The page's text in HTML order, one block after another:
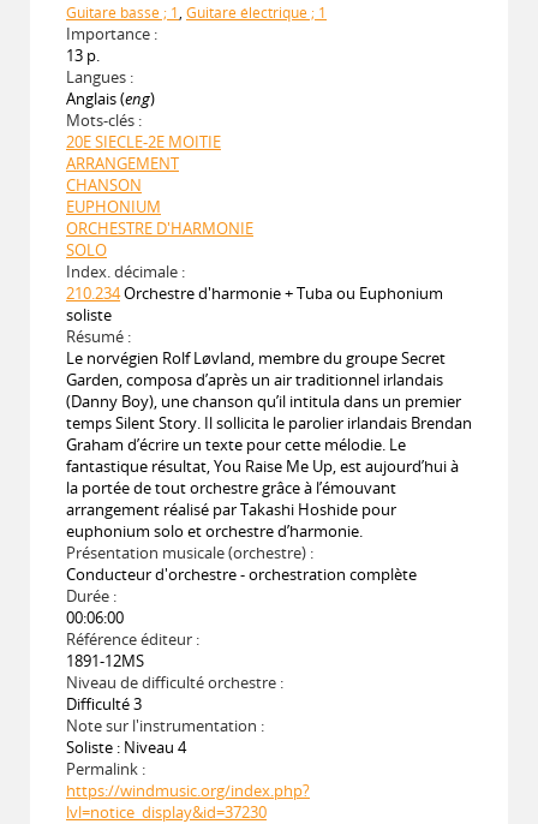
Guitare basse ; 1, Guitare électrique ; 1
Importance :
13 p.
Langues :
Anglais (eng)
Mots-clés :
20E SIECLE-2E MOITIE
ARRANGEMENT
CHANSON
EUPHONIUM
ORCHESTRE D'HARMONIE
SOLO
Index. décimale :
210.234Orchestre d'harmonie + Tuba ou Euphonium
soliste
Résumé :
Le norvégien Rolf Løvland, membre du groupe Secret
Garden, composa d’après un air traditionnel irlandais
(Danny Boy), une chanson qu’il intitula dans un premier
temps Silent Story. Il sollicita le parolier irlandais Brendan
Graham d’écrire un texte pour cette mélodie. Le
fantastique résultat, You Raise Me Up, est aujourd’hui à
la portée de tout orchestre grâce à l’émouvant
arrangement réalisé par Takashi Hoshide pour
euphonium solo et orchestre d’harmonie.
Présentation musicale (orchestre) :
Conducteur d'orchestre - orchestration complète
Durée :
00:06:00
Référence éditeur :
1891-12MS
Niveau de difficulté orchestre :
Difficulté 3
Note sur l'instrumentation :
Soliste : Niveau 4
Permalink :
https://windmusic.org/index.php?
lvl=notice_display&id=37230